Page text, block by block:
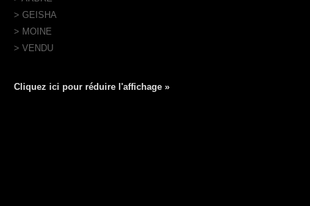
> GEISHA
> MOINE
> VENDU
Cliquez ici pour réduire l'affichage »